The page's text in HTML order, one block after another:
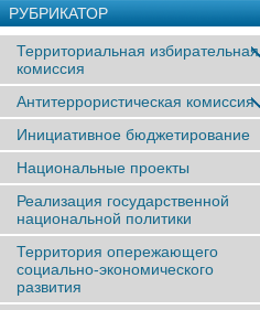
РУБРИКАТОР
Территориальная избирательная
комиссия
Антитеррористическая комиссия
Инициативное бюджетирование
Национальные проекты
Реализация государственной
национальной политики
Территория опережающего
социально-экономического
развития